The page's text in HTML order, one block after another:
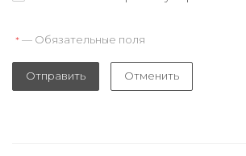
* — Обязательные поля
Отправить Отменить